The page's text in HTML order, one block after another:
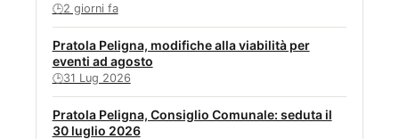
🕒2 giorni fa
Pratola Peligna, modifiche alla viabilità per
eventi ad agosto
🕒31 Lug 2026
Pratola Peligna, Consiglio Comunale: seduta il
30 luglio 2026